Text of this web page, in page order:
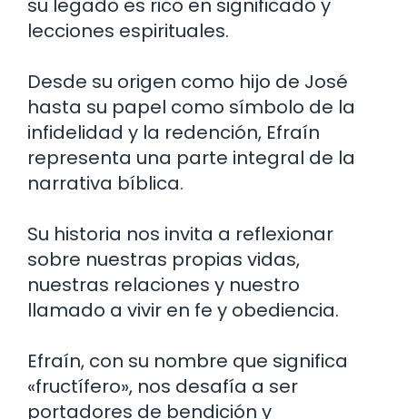
su legado es rico en significado y
lecciones espirituales.
Desde su origen como hijo de José
hasta su papel como símbolo de la
infidelidad y la redención, Efraín
representa una parte integral de la
narrativa bíblica.
Su historia nos invita a reflexionar
sobre nuestras propias vidas,
nuestras relaciones y nuestro
llamado a vivir en fe y obediencia.
Efraín, con su nombre que significa
«fructífero», nos desafía a ser
portadores de bendición y